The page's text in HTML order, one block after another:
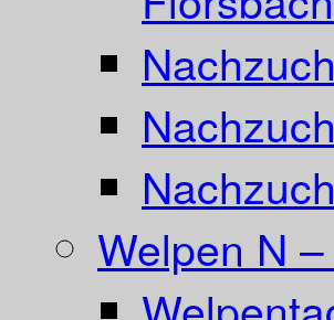
Welpen N